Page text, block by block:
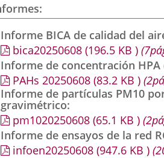
Informe BICA de calidad del
bica20250608 (196.5 KB )
Informe de concentración HPA
PAHs 20250608 (83.2 KB )
Informe de partículas PM10
gravimétrico
pm1020250608 (65.1 KB )
Informe de ensayos de la red
infoen20250608 (947.6 KB )